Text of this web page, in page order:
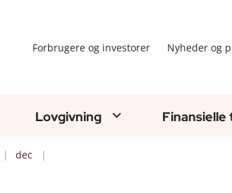
Forbrugere og investorer Nyheder og
Lovgivning Finansielle
dec